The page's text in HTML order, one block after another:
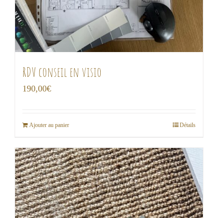
RDV conseil en visio
190,00€
Ajouter au panier Détails